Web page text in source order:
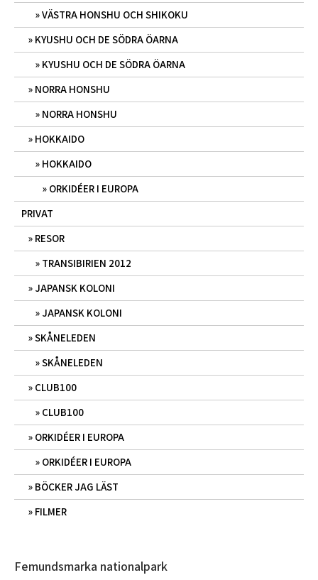
VÄSTRA HONSHU OCH SHIKOKU
KYUSHU OCH DE SÖDRA ÖARNA
KYUSHU OCH DE SÖDRA ÖARNA
NORRA HONSHU
NORRA HONSHU
HOKKAIDO
HOKKAIDO
ORKIDÉER I EUROPA
PRIVAT
RESOR
TRANSIBIRIEN 2012
JAPANSK KOLONI
JAPANSK KOLONI
SKÅNELEDEN
SKÅNELEDEN
CLUB100
CLUB100
ORKIDÉER I EUROPA
ORKIDÉER I EUROPA
BÖCKER JAG LÄST
FILMER
Femundsmarka nationalpark